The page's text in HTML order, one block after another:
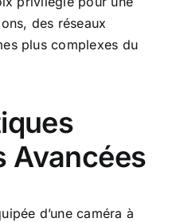
des réseaux
plus complexes du
Avancées
d’une caméra à